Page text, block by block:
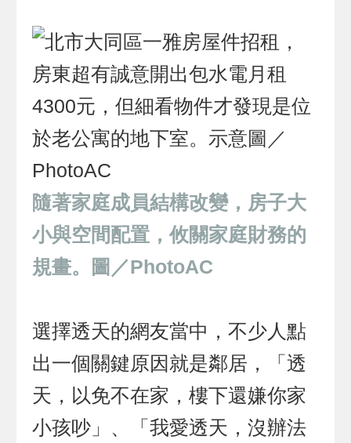
隨著家庭成員結構改變，房子大
小與空間配置，攸關家庭財務的
規畫。圖／PhotoAC
選擇透天的網友當中，不少人點
出一個關鍵原因就是鄰居，「透
天，以免不在家，樓下還嫌你家
小孩吵」、「我愛透天，沒辦法